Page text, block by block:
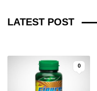
LATEST POST
3 BULAN LALU
0